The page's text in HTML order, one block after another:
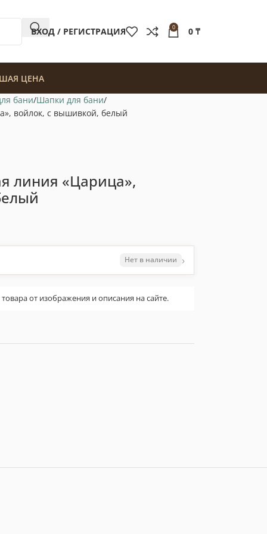
ВХОД / РЕГИСТРАЦИЯ 0 0 ₸
ЦЕНА
бани Шапки для бани
войлок, с вышивкой, белый
линия «Царица»,
Нет в наличии ›
от изображения и описания на сайте.